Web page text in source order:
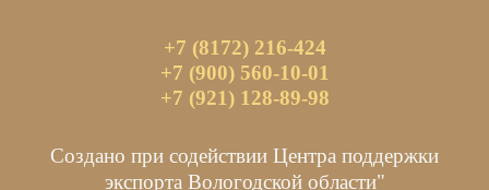
Создано при содействии Центра поддержки
экспорта Вологодской области"
+7 (8172) 216-424
+7 (900) 560-10-01
+7 (921) 128-89-98